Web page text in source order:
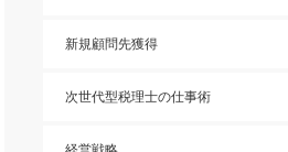
新規顧問先獲得
次世代型税理士の仕事術